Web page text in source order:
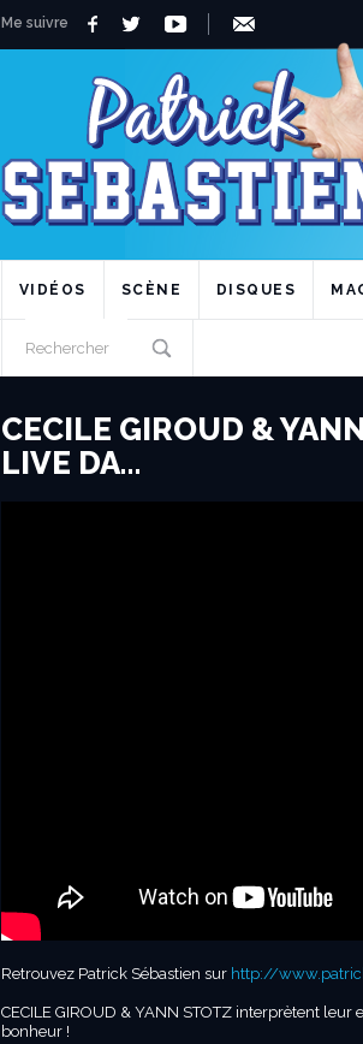
Me suivre
VIDÉOS SCÈNE DISQUES
CECILE GIROUD &
LIVE DA…
Retrouvez Patrick Sébastien sur http://
CECILE GIROUD & YANN STOTZ interprètent
bonheur !